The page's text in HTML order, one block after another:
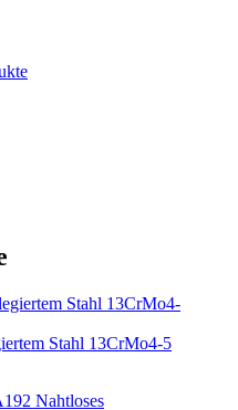
Stahl 13CrMo4-5